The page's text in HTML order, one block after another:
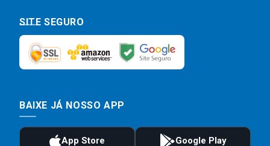
SITE SEGURO
BAIXE JÁ NOSSO APP